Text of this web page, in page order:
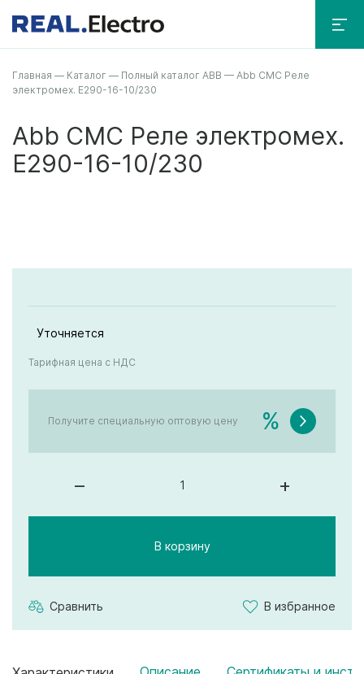
Главная — Каталог — Полный каталог ABB — Abb CMC Реле
электромех. E290-16-10/230
Abb CMC Реле электромех.
E290-16-10/230
Уточняется
Тарифная цена с НДС
Получите специальную оптовую цену %
– +
В корзину
Сравнить В избранное